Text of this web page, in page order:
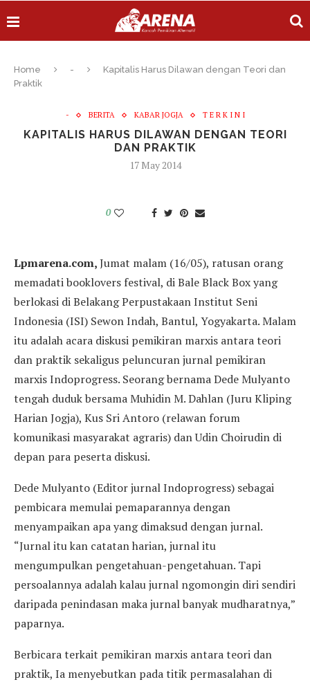
Home -
Kapitalis Harus Dilawan dengan Teori dan
Praktik
- BERITA KABAR JOGJA T E R K I N I
KAPITALIS HARUS DILAWAN DENGAN TEORI
DAN PRAKTIK
17 May 2014
0
Lpmarena.com,Jumat malam (16/05), ratusan orang
memadati booklovers festival, di Bale Black Box yang
berlokasi di Belakang Perpustakaan Institut Seni
Indonesia (ISI) Sewon Indah, Bantul, Yogyakarta. Malam
itu adalah acara diskusi pemikiran marxis antara teori
dan praktik sekaligus peluncuran jurnal pemikiran
marxis Indoprogress. Seorang bernama Dede Mulyanto
tengah duduk bersama Muhidin M. Dahlan (Juru Kliping
Harian Jogja), Kus Sri Antoro (relawan forum
komunikasi masyarakat agraris) dan Udin Choirudin di
depan para peserta diskusi.
Dede Mulyanto (Editor jurnal Indoprogress) sebagai
pembicara memulai pemaparannya dengan
menyampaikan apa yang dimaksud dengan jurnal.
“Jurnal itu kan catatan harian, jurnal itu
mengumpulkan pengetahuan-pengetahuan. Tapi
persoalannya adalah kalau jurnal ngomongin diri sendiri
daripada penindasan maka jurnal banyak mudharatnya,”
paparnya.
Berbicara terkait pemikiran marxis antara teori dan
praktik, Ia menyebutkan pada titik permasalahan di